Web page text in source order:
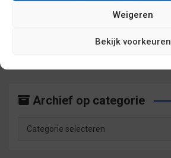
Weigeren
Bekijk voorkeuren
Archief op maand
op
Archief op categorie